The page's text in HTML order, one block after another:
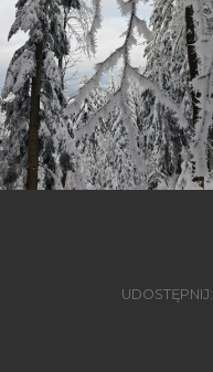
UDOSTĘPNIJ: